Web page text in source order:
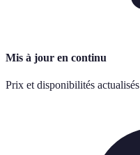
Mis à jour en continu
Prix et disponibilités actualisés